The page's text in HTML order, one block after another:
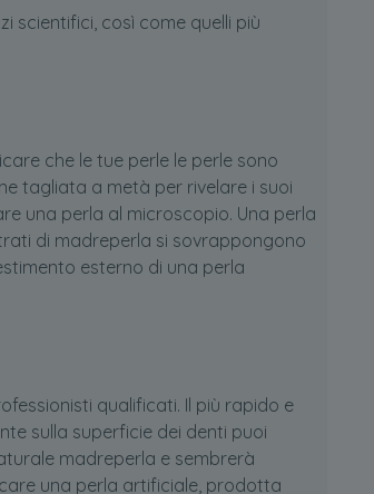
scientifici, così come quelli più
che le tue perle le perle sono
tagliata a metà per rivelare i suoi
una perla al microscopio. Una perla
di madreperla si sovrappongono
esterno di una perla
qualificati. Il più rapido e
sulla superficie dei denti puoi
madreperla e sembrerà
una perla artificiale, prodotta